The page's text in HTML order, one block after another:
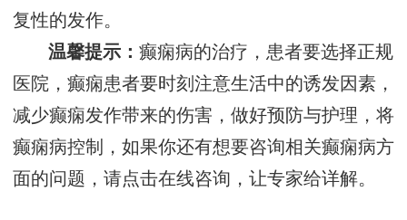
复性的发作。
温馨提示：癫痫病的治疗，患者要选择正规
医院，癫痫患者要时刻注意生活中的诱发因素，
减少癫痫发作带来的伤害，做好预防与护理，将
癫痫病控制，如果你还有想要咨询相关癫痫病方
面的问题，请点击在线咨询，让专家给详解。